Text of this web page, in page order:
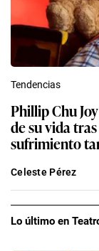
Tendencias
Phillip Chu
de su vida
sufrimiento
Celeste Pérez
Lo último en